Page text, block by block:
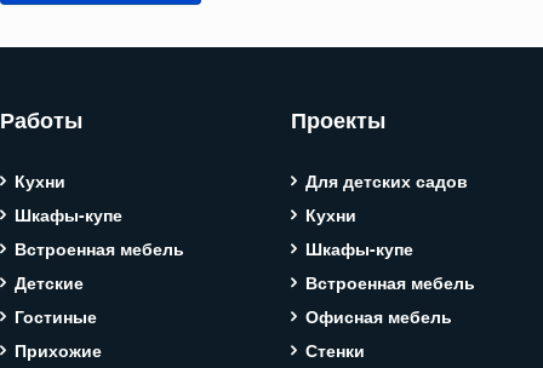
Работы
Кухни
Шкафы-купе
Встроенная мебель
Детские
Гостиные
Прихожие
Проекты
Для детских садов
Кухни
Шкафы-купе
Встроенная мебель
Офисная мебель
Стенки